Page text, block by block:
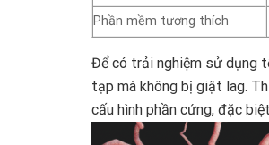
Phần mềm tương thích
Để có trải nghiệm sử dụng
tạp mà không bị giật lag.
cấu hình phần cứng, đặc